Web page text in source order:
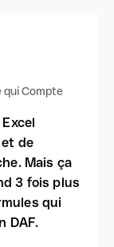
qui Compte
et de
Mais ça
3 fois plus
qui
DAF.